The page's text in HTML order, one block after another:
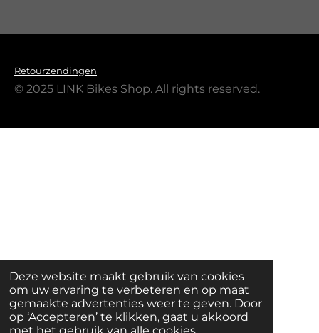
Deze website maakt gebruik van cookies
om uw ervaring te verbeteren en op maat
gemaakte advertenties weer te geven. Door
op ‘Accepteren’ te klikken, gaat u akkoord
Retourzendingen
© 2025 LINK Bikes Shop. All rights reserved.